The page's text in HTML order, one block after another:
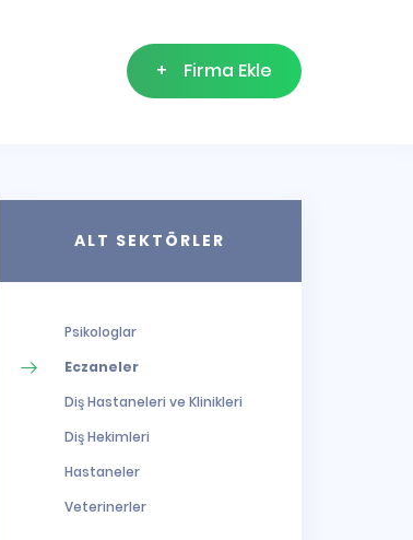
+ Firma Ekle
ALT SEKTÖRLER
Psikologlar
Eczaneler
Diş Hastaneleri ve Klinikleri
Diş Hekimleri
Hastaneler
Veterinerler